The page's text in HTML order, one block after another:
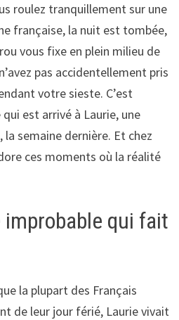
roulez tranquillement sur une
française, la nuit est tombée,
vous fixe en plein milieu de
pas accidentellement pris
votre sieste. C’est
est arrivé à Laurie, une
semaine dernière. Et chez
ces moments où la réalité
improbable qui fait
la plupart des Français
de leur jour férié, Laurie vivait